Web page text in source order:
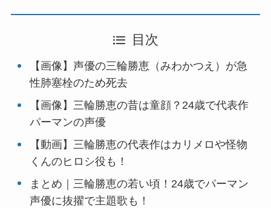
目次
【画像】声優の三輪勝恵（みわかつえ）が急
性肺塞栓のため死去
【画像】三輪勝恵の昔は童顔？24歳で代表作
パーマンの声優
【動画】三輪勝恵の代表作はカリメロや怪物
くんのヒロシ役も！
まとめ｜三輪勝恵の若い頃！24歳でパーマン
声優に抜擢で主題歌も！